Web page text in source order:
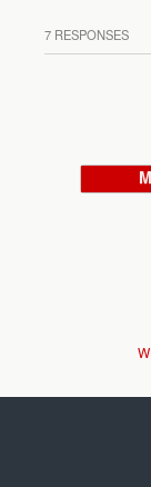
7 RESPONSES